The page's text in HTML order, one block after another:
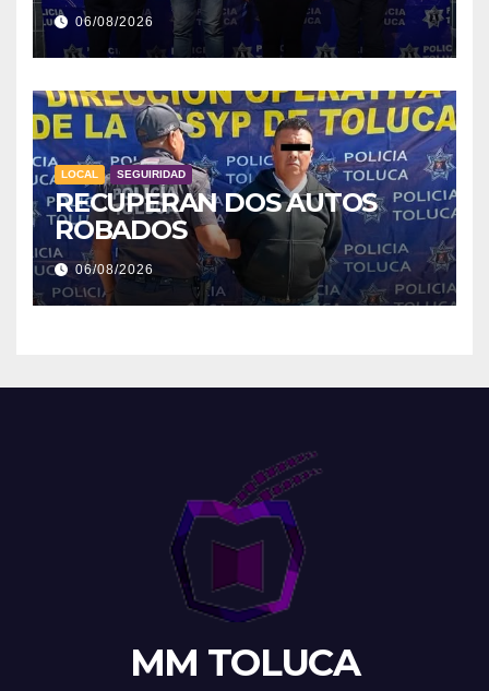
06/08/2026
LOCAL SEGUIRIDAD
RECUPERAN DOS AUTOS
ROBADOS
06/08/2026
MM TOLUCA